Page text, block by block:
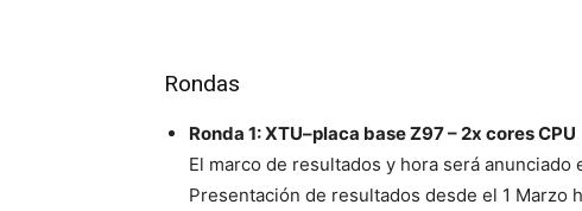
Rondas
Ronda 1: XTU–placa base Z97 – 2x cores CPU
El marco de resultados y hora será anunciado
Presentación de resultados desde el 1 Marzo